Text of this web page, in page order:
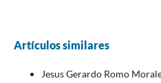
Artículos similares
Jesus Gerardo Romo